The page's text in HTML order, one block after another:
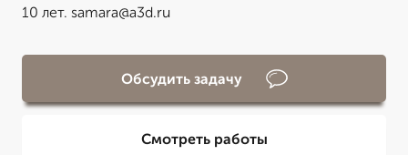
10 лет. samara@a3d.ru
Обсудить задачу
Смотреть работы